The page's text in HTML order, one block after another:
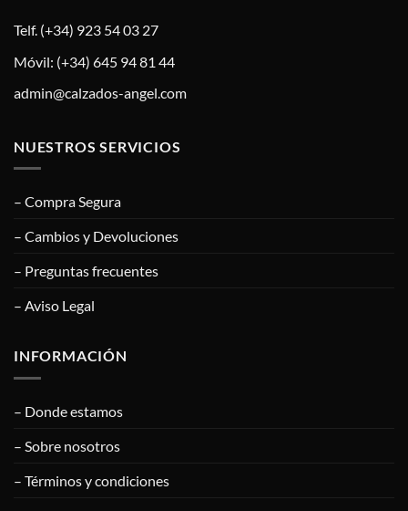
Telf. (+34) 923 54 03 27
Móvil: (+34) 645 94 81 44
admin@calzados-angel.com
NUESTROS SERVICIOS
– Compra Segura
– Cambios y Devoluciones
– Preguntas frecuentes
– Aviso Legal
INFORMACIÓN
– Donde estamos
– Sobre nosotros
– Términos y condiciones